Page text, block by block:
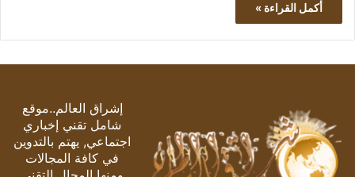
أكمل القراءة »
إشراق العالم..موقع
شامل تقني إخباري
اجتماعي, يهتم بالتدوين
في كافة المجالات